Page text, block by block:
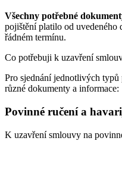
Všechny potřebné
pojištění platilo od uvedeného
řádném termínu.
Co potřebuji k uzavření
Pro sjednání jednotlivých
různé dokumenty a informace:
Povinné ručení a
K uzavření smlouvy na